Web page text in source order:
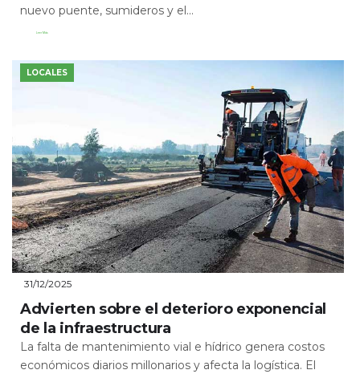
nuevo puente, sumideros y el...
Leer Más
LOCALES
31/12/2025
Advierten sobre el deterioro exponencial
de la infraestructura
La falta de mantenimiento vial e hídrico genera costos
económicos diarios millonarios y afecta la logística. El